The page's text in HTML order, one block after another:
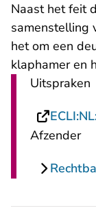
Naast het feit
samenstelling
het om een
klaphamer en
Uitspraken
Afzender